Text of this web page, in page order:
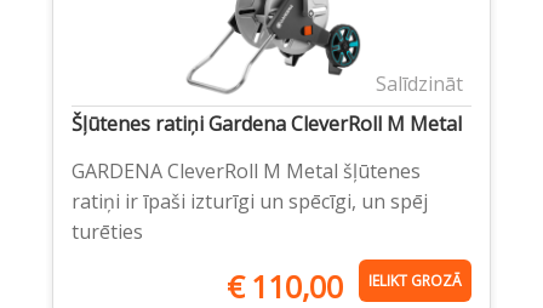
Salīdzināt
Šļūtenes ratiņi Gardena CleverRoll M Metal
GARDENA CleverRoll M Metal šļūtenes
ratiņi ir īpaši izturīgi un spēcīgi, un spēj
turēties
€110,00 IELIKT GROZĀ